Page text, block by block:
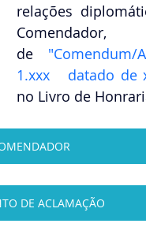
relações
de
1.xxx   datado de
no Livro de
DE ACLAMAÇÃO